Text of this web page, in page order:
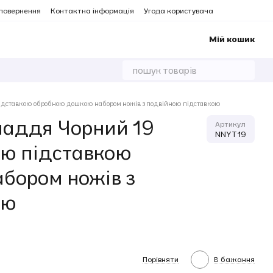
Контактна інформація Угода користувача
Мій кошик
обробною дошкою набором ножів з подвійною підставкою
Чорний 19
підставкою
ножів з
Артикул
NNYT19
Порівняти В бажання